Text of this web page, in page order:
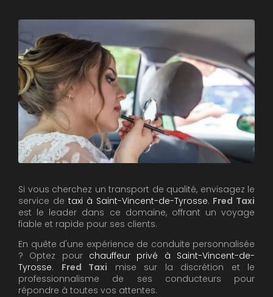
Si vous cherchez un transport de qualité, envisagez le
service de taxi à Saint-Vincent-de-Tyrosse. Fred Taxi
est le leader dans ce domaine, offrant un voyage
fiable et rapide pour ses clients.
En quête d'une expérience de conduite personnalisée
? Optez pour chauffeur privé à Saint-Vincent-de-
Tyrosse. Fred Taxi mise sur la discrétion et le
professionnalisme de ses conducteurs pour
répondre à toutes vos attentes.